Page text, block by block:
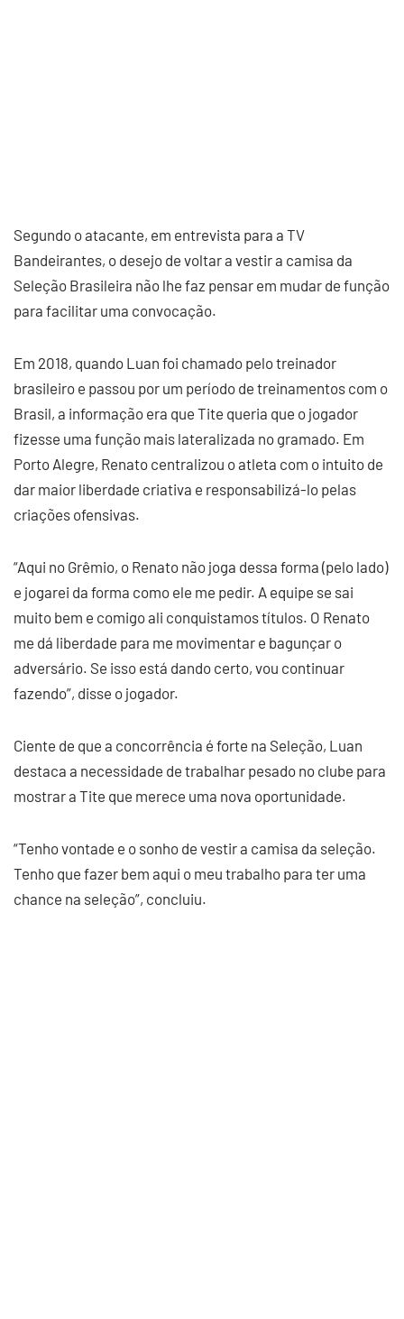
Segundo o atacante, em entrevista para a TV
Bandeirantes, o desejo de voltar a vestir a camisa da
Seleção Brasileira não lhe faz pensar em mudar de função
para facilitar uma convocação.
Em 2018, quando Luan foi chamado pelo treinador
brasileiro e passou por um período de treinamentos com o
Brasil, a informação era que Tite queria que o jogador
fizesse uma função mais lateralizada no gramado. Em
Porto Alegre, Renato centralizou o atleta com o intuito de
dar maior liberdade criativa e responsabilizá-lo pelas
criações ofensivas.
“Aqui no Grêmio, o Renato não joga dessa forma (pelo lado)
e jogarei da forma como ele me pedir. A equipe se sai
muito bem e comigo ali conquistamos títulos. O Renato
me dá liberdade para me movimentar e bagunçar o
adversário. Se isso está dando certo, vou continuar
fazendo”, disse o jogador.
Ciente de que a concorrência é forte na Seleção, Luan
destaca a necessidade de trabalhar pesado no clube para
mostrar a Tite que merece uma nova oportunidade.
“Tenho vontade e o sonho de vestir a camisa da seleção.
Tenho que fazer bem aqui o meu trabalho para ter uma
chance na seleção”, concluiu.